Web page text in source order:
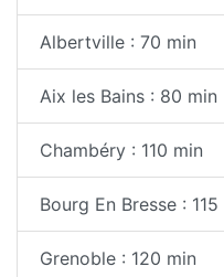
Albertville : 70 min
Aix les Bains : 80 min
Chambéry : 110 min
Bourg En Bresse : 115
Grenoble : 120 min